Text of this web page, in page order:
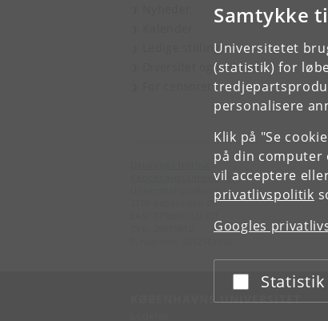
Samtykke
Universitetet
(statistik) for
personalisere
Klik på "Se
på din computer
vil acceptere
privatlivspolitik
Googles
Acceptér eller
Statistik
Ledige stillinger
Diversitet og inklusion
Københavns Universitet
Universitetsparken 5
KØBENHAVNS UNIVERSITET